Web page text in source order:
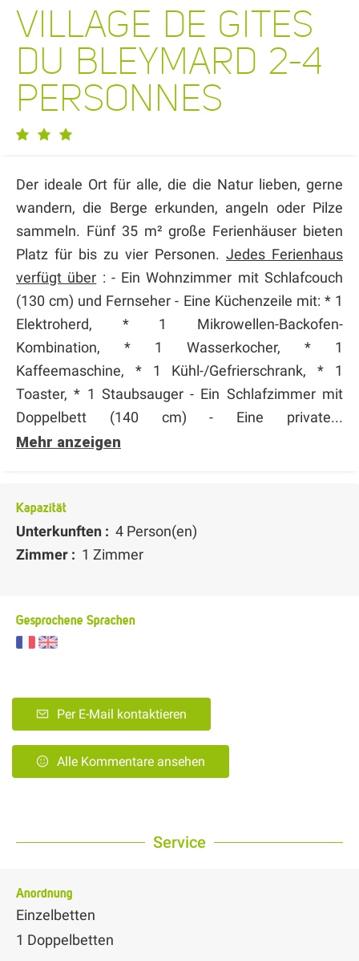
VILLAGE DE GITES
DU BLEYMARD 2-4
PERSONNES
Der ideale Ort für alle, die die Natur lieben, gerne
wandern, die Berge erkunden, angeln oder Pilze
sammeln. Fünf 35 m² große Ferienhäuser bieten
Platz für bis zu vier Personen. Jedes Ferienhaus
verfügt über : - Ein Wohnzimmer mit Schlafcouch
(130 cm) und Fernseher - Eine Küchenzeile mit: * 1
Elektroherd, * 1 Mikrowellen-Backofen-
Kombination, * 1 Wasserkocher, * 1
Kaffeemaschine, * 1 Kühl-/Gefrierschrank, * 1
Toaster, * 1 Staubsauger - Ein Schlafzimmer mit
Doppelbett (140 cm) - Eine private...
Mehr anzeigen
Kapazität
Unterkunften : 4 Person(en)
Zimmer : 1 Zimmer
Gesprochene Sprachen
Per E-Mail kontaktieren
Alle Kommentare ansehen
Service
Anordnung
Einzelbetten
1 Doppelbetten